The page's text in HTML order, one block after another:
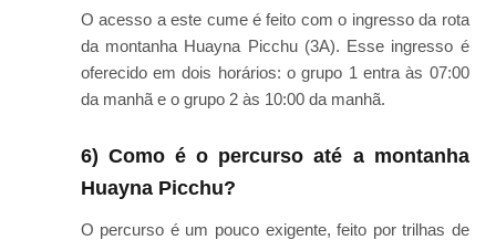
O acesso a este cume é feito com o ingresso da rota
da montanha Huayna Picchu (3A). Esse ingresso é
oferecido em dois horários: o grupo 1 entra às 07:00
da manhã e o grupo 2 às 10:00 da manhã.
6) Como é o percurso até a montanha
Huayna Picchu?
O percurso é um pouco exigente, feito por trilhas de